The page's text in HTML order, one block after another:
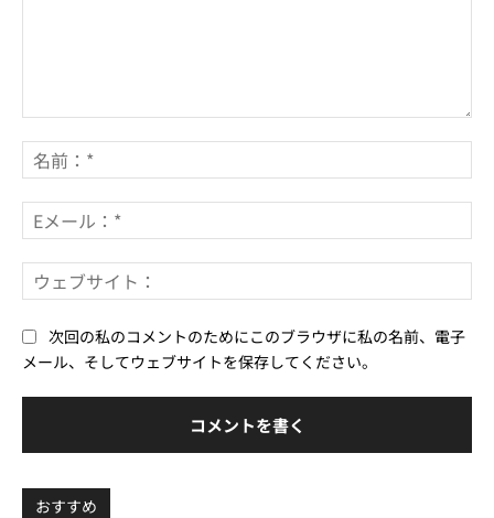
メ
ン
ト：
前
*
メ
ー
*ェ
次回の私のコメントのためにこのブラウザに私の名前、電子
メール、そしてウェブサイトを保存してください。
おすすめ